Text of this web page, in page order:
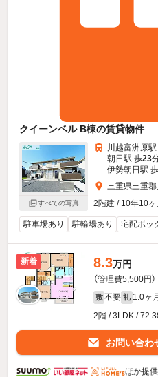
クイーンベル B棟の賃貸物件
すべての写真
川越富洲原
朝日駅 歩23
伊勢朝日駅 歩
三重県三重
2階建 / 10年10
駐車場あり 駐輪場あり 宅配ボッ
新着 8.3万円
（管理費5,500円）
敷 不要 礼 1.0ヶ月
2階 / 3LDK /
お問い合わ
ほか提供